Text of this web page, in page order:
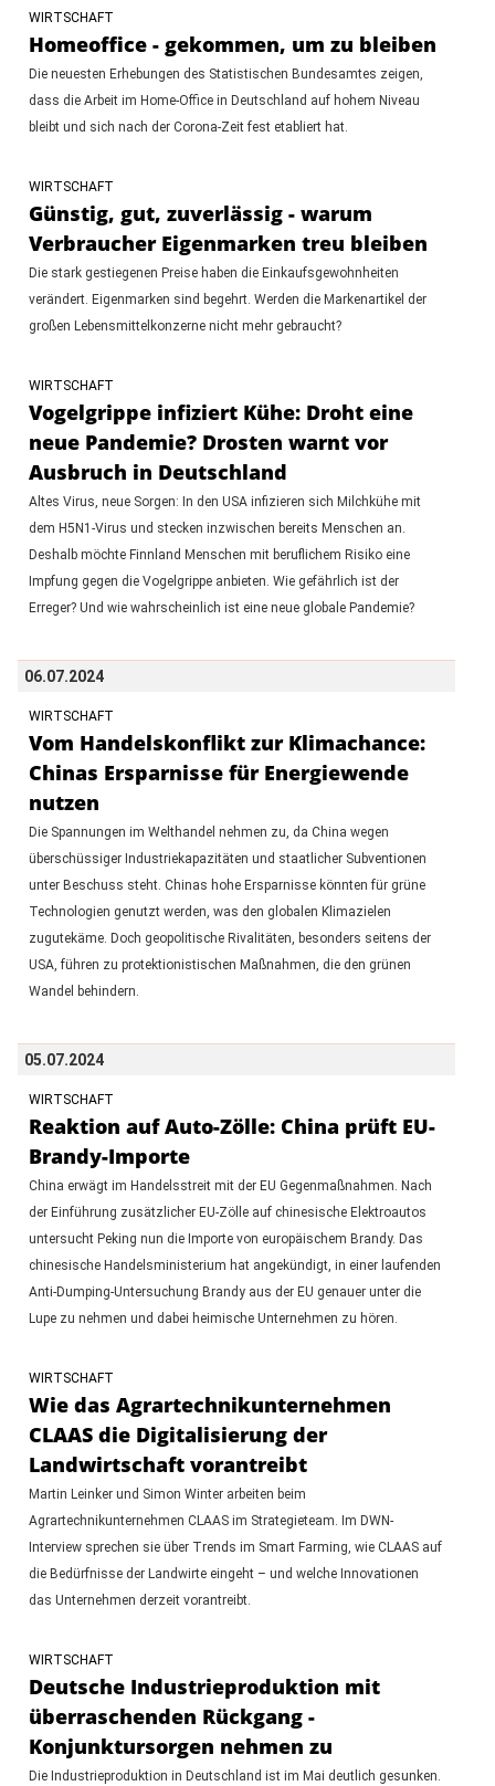
WIRTSCHAFT
Homeoffice - gekommen, um zu bleiben
Die neuesten Erhebungen des Statistischen Bundesamtes zeigen,
dass die Arbeit im Home-Office in Deutschland auf hohem Niveau
bleibt und sich nach der Corona-Zeit fest etabliert hat.
WIRTSCHAFT
Günstig, gut, zuverlässig - warum
Verbraucher Eigenmarken treu bleiben
Die stark gestiegenen Preise haben die Einkaufsgewohnheiten
verändert. Eigenmarken sind begehrt. Werden die Markenartikel der
großen Lebensmittelkonzerne nicht mehr gebraucht?
WIRTSCHAFT
Vogelgrippe infiziert Kühe: Droht eine
neue Pandemie? Drosten warnt vor
Ausbruch in Deutschland
Altes Virus, neue Sorgen: In den USA infizieren sich Milchkühe mit
dem H5N1-Virus und stecken inzwischen bereits Menschen an.
Deshalb möchte Finnland Menschen mit beruflichem Risiko eine
Impfung gegen die Vogelgrippe anbieten. Wie gefährlich ist der
Erreger? Und wie wahrscheinlich ist eine neue globale Pandemie?
06.07.2024
WIRTSCHAFT
Vom Handelskonflikt zur Klimachance:
Chinas Ersparnisse für Energiewende
nutzen
Die Spannungen im Welthandel nehmen zu, da China wegen
überschüssiger Industriekapazitäten und staatlicher Subventionen
unter Beschuss steht. Chinas hohe Ersparnisse könnten für grüne
Technologien genutzt werden, was den globalen Klimazielen
zugutekäme. Doch geopolitische Rivalitäten, besonders seitens der
USA, führen zu protektionistischen Maßnahmen, die den grünen
Wandel behindern.
05.07.2024
WIRTSCHAFT
Reaktion auf Auto-Zölle: China prüft EU-
Brandy-Importe
China erwägt im Handelsstreit mit der EU Gegenmaßnahmen. Nach
der Einführung zusätzlicher EU-Zölle auf chinesische Elektroautos
untersucht Peking nun die Importe von europäischem Brandy. Das
chinesische Handelsministerium hat angekündigt, in einer laufenden
Anti-Dumping-Untersuchung Brandy aus der EU genauer unter die
Lupe zu nehmen und dabei heimische Unternehmen zu hören.
WIRTSCHAFT
Wie das Agrartechnikunternehmen
CLAAS die Digitalisierung der
Landwirtschaft vorantreibt
Martin Leinker und Simon Winter arbeiten beim
Agrartechnikunternehmen CLAAS im Strategieteam. Im DWN-
Interview sprechen sie über Trends im Smart Farming, wie CLAAS auf
die Bedürfnisse der Landwirte eingeht – und welche Innovationen
das Unternehmen derzeit vorantreibt.
WIRTSCHAFT
Deutsche Industrieproduktion mit
überraschenden Rückgang -
Konjunktursorgen nehmen zu
Die Industrieproduktion in Deutschland ist im Mai deutlich gesunken.